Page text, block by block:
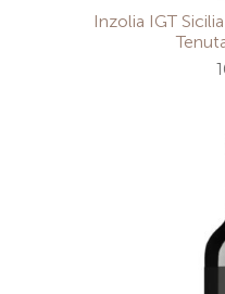
Inzolia IGT